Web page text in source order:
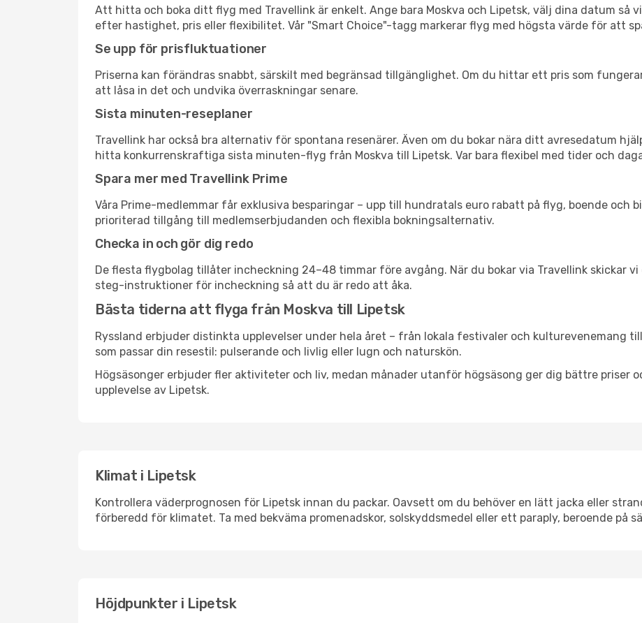
Att hitta och boka ditt flyg med Travellink är enkelt. Ange bara Moskva och Lipetsk, välj dina datum så
efter hastighet, pris eller flexibilitet. Vår "Smart Choice"-tagg markerar flyg med högsta värde för att
Se upp för prisfluktuationer
Priserna kan förändras snabbt, särskilt med begränsad tillgänglighet. Om du hittar ett pris som
att låsa in det och undvika överraskningar senare.
Sista minuten-reseplaner
Travellink har också bra alternativ för spontana resenärer. Även om du bokar nära ditt avresedatum
hitta konkurrenskraftiga sista minuten-flyg från Moskva till Lipetsk. Var bara flexibel med tider och
Spara mer med Travellink Prime
Våra Prime-medlemmar får exklusiva besparingar – upp till hundratals euro rabatt på flyg, boende och
prioriterad tillgång till medlemserbjudanden och flexibla bokningsalternativ.
Checka in och gör dig redo
De flesta flygbolag tillåter incheckning 24–48 timmar före avgång. När du bokar via Travellink skickar
steg-instruktioner för incheckning så att du är redo att åka.
Bästa tiderna att flyga från Moskva till Lipetsk
Ryssland erbjuder distinkta upplevelser under hela året – från lokala festivaler och kulturevenemang
som passar din resestil: pulserande och livlig eller lugn och naturskön.
Högsäsonger erbjuder fler aktiviteter och liv, medan månader utanför högsäsong ger dig bättre priser
upplevelse av Lipetsk.
Klimat i Lipetsk
Kontrollera väderprognosen för Lipetsk innan du packar. Oavsett om du behöver en lätt jacka eller
förberedd för klimatet. Ta med bekväma promenadskor, solskyddsmedel eller ett paraply, beroende på
Höjdpunkter i Lipetsk